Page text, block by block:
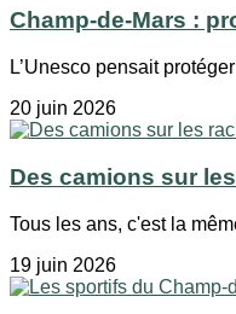
Champ-de-Mars :
L’Unesco pensait
20 juin 2026
Des camions sur
Tous les ans, c'est la
19 juin 2026